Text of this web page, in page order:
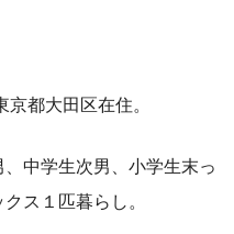
都大田区在住。
中学生次男、小学生末っ
ス１匹暮らし。